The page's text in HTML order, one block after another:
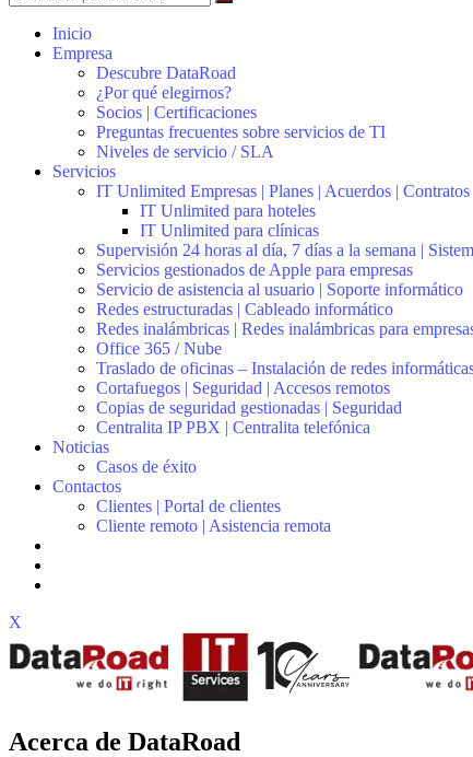
Inicio
Empresa
Descubre DataRoad
¿Por qué elegirnos?
Socios | Certificaciones
Preguntas frecuentes sobre servicios de TI
Niveles de servicio / SLA
Servicios
IT Unlimited Empresas | Planes | Acuerdos | Contratos
IT Unlimited para hoteles
IT Unlimited para clínicas
Supervisión 24 horas al día, 7 días a la semana |
Servicios gestionados de Apple para empresas
Servicio de asistencia al usuario | Soporte informático
Redes estructuradas | Cableado informático
Redes inalámbricas | Redes inalámbricas para
Office 365 / Nube
Traslado de oficinas – Instalación de redes
Cortafuegos | Seguridad | Accesos remotos
Copias de seguridad gestionadas | Seguridad
Centralita IP PBX | Centralita telefónica
Noticias
Casos de éxito
Contactos
Clientes | Portal de clientes
Cliente remoto | Asistencia remota
X
Acerca de DataRoad